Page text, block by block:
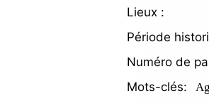
Lieux :
Période
Numéro de
Mots-clés: